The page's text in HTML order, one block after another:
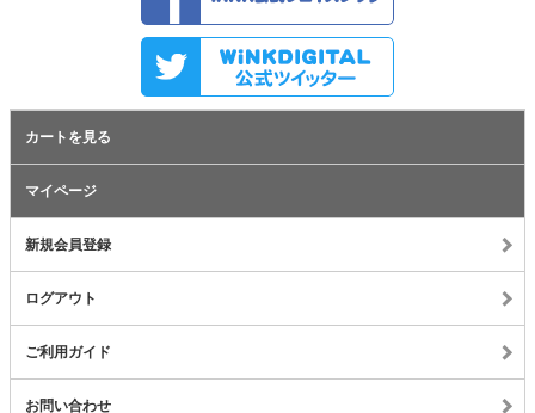
カートを見る
マイページ
新規会員登録
ログアウト
ご利用ガイド
お問い合わせ